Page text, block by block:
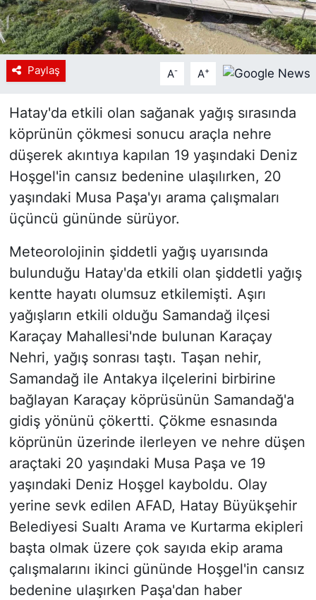
Paylaş A- A+
Hatay'da etkili olan sağanak yağış sırasında
köprünün çökmesi sonucu araçla nehre
düşerek akıntıya kapılan 19 yaşındaki Deniz
Hoşgel'in cansız bedenine ulaşılırken, 20
yaşındaki Musa Paşa'yı arama çalışmaları
üçüncü gününde sürüyor.
Meteorolojinin şiddetli yağış uyarısında
bulunduğu Hatay'da etkili olan şiddetli yağış
kentte hayatı olumsuz etkilemişti. Aşırı
yağışların etkili olduğu Samandağ ilçesi
Karaçay Mahallesi'nde bulunan Karaçay
Nehri, yağış sonrası taştı. Taşan nehir,
Samandağ ile Antakya ilçelerini birbirine
bağlayan Karaçay köprüsünün Samandağ'a
gidiş yönünü çökertti. Çökme esnasında
köprünün üzerinde ilerleyen ve nehre düşen
araçtaki 20 yaşındaki Musa Paşa ve 19
yaşındaki Deniz Hoşgel kayboldu. Olay
yerine sevk edilen AFAD, Hatay Büyükşehir
Belediyesi Sualtı Arama ve Kurtarma ekipleri
başta olmak üzere çok sayıda ekip arama
çalışmalarını ikinci gününde Hoşgel'in cansız
bedenine ulaşırken Paşa'dan haber